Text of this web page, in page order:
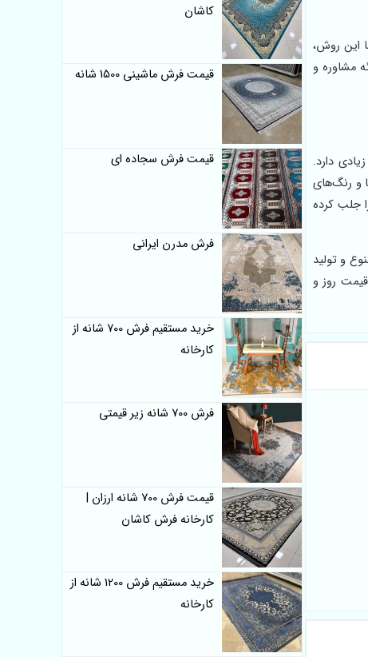
این روش،
مشاوره و
دارد.
و رنگ‌های
جلب کرده
و تولید
روز و
کاشان
قیمت فرش ماشینی 1500 شانه
قیمت فرش سجاده ای
فرش مدرن ایرانی
خرید مستقیم فرش 700 شانه از
کارخانه
فرش 700 شانه زیر قیمتی
قیمت فرش 700 شانه ارزان |
کارخانه فرش کاشان
خرید مستقیم فرش 1200 شانه از
کارخانه